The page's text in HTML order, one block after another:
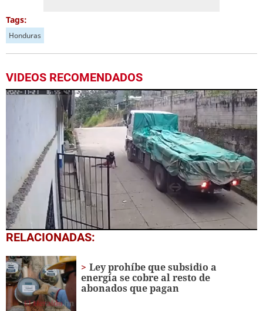
Tags:
Honduras
VIDEOS RECOMENDADOS
0
seconds
28
seconds
RELACIONADAS:
Ley prohíbe que subsidio a
energía se cobre al resto de
abonados que pagan